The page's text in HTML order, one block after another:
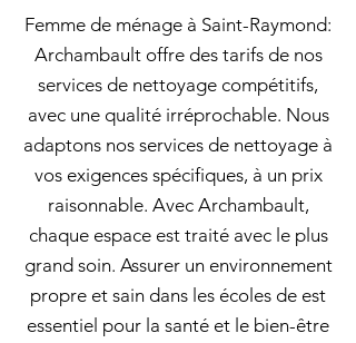
Femme de ménage à Saint-Raymond:
Archambault offre des tarifs de nos
services de nettoyage compétitifs,
avec une qualité irréprochable. Nous
adaptons nos services de nettoyage à
vos exigences spécifiques, à un prix
raisonnable. Avec Archambault,
chaque espace est traité avec le plus
grand soin. Assurer un environnement
propre et sain dans les écoles de est
essentiel pour la santé et le bien-être